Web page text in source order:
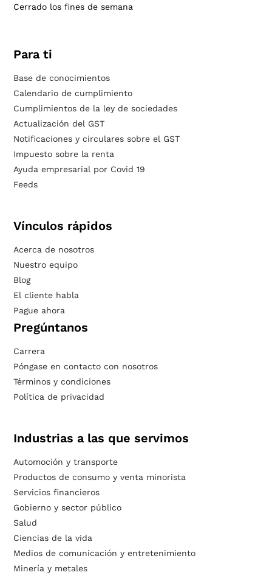
Cerrado los fines de semana
Para ti
Base de conocimientos
Calendario de cumplimiento
Cumplimientos de la ley de sociedades
Actualización del GST
Notificaciones y circulares sobre el GST
Impuesto sobre la renta
Ayuda empresarial por Covid 19
Feeds
Vínculos rápidos
Acerca de nosotros
Nuestro equipo
Blog
El cliente habla
Pague ahora
Pregúntanos
Carrera
Póngase en contacto con nosotros
Términos y condiciones
Política de privacidad
Industrias a las que servimos
Automoción y transporte
Productos de consumo y venta minorista
Servicios financieros
Gobierno y sector público
Salud
Ciencias de la vida
Medios de comunicación y entretenimiento
Minería y metales